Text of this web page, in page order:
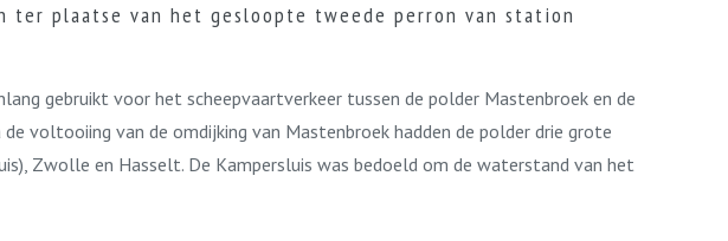
ter plaatse van het gesloopte tweede perron van station
gebruikt voor het scheepvaartverkeer tussen de polder Mastenbroek en de
voltooiing van de omdijking van Mastenbroek hadden de polder drie grote
Zwolle en Hasselt. De Kampersluis was bedoeld om de waterstand van het